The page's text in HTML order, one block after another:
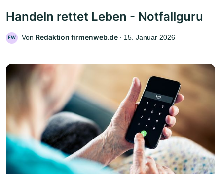
Handeln rettet Leben - Notfallguru
FW Von Redaktion firmenweb.de ‧ 15. Januar 2026